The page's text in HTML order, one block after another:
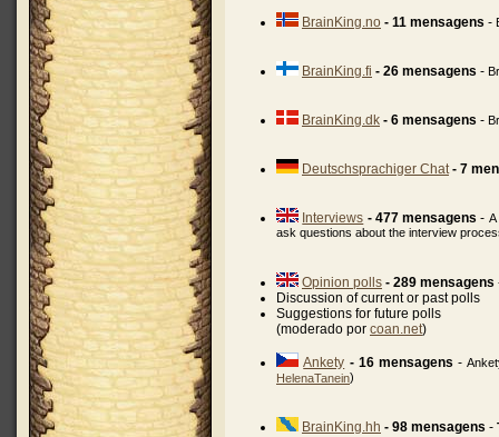
BrainKing.no - 11 mensagens -
BrainKing.fi - 26 mensagens -
BrainKing.dk - 6 mensagens -
Deutschsprachiger Chat - 7
Interviews - 477 mensagens - A
ask questions about the interview
Opinion polls - 289 mensagens
Discussion of current or past polls
Suggestions for future polls
(moderado por coan.net)
Ankety - 16 mensagens -
HelenaTanein)
BrainKing.hh - 98 mensagens -